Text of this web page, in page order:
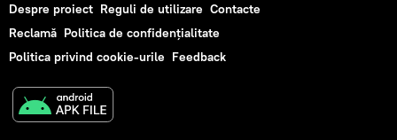
Despre proiect Reguli de utilizare Contacte
Reclamă Politica de confidențialitate
Politica privind cookie-urile Feedback